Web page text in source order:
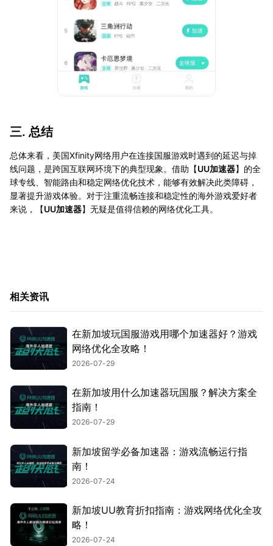
三. 总结
总体来看，美国Xfinity网络用户在连接国服游戏时遇到的延迟与掉
线问题，是跨国互联网环境下的典型现象。借助【UU加速器】的全
球专线、智能路由和稳定网络优化技术，能够有效解决此类障碍，
显著提升游戏体验。对于注重流畅连接和稳定性的海外游戏爱好者
来说，【UU加速器】无疑是值得信赖的网络优化工具。
相关资讯
在新加坡玩国服游戏用哪个加速器好？游戏
网络优化全攻略！
2026-07-29
在新加坡用什么加速器玩国服？解决方案全
指南！
2026-07-29
新加坡留学必备加速器：游戏流畅运行指
南！
2026-07-24
新加坡UU教育折扣指南：游戏网络优化全攻
略！
2026-07-24